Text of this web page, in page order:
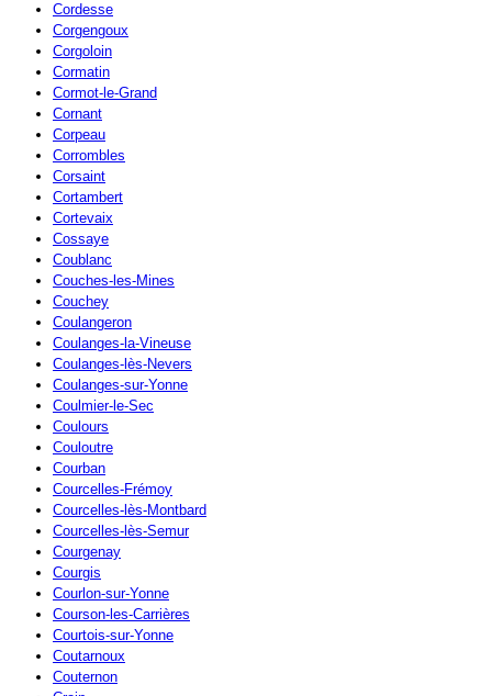
Cordesse
Corgengoux
Corgoloin
Cormatin
Cormot-le-Grand
Cornant
Corpeau
Corrombles
Corsaint
Cortambert
Cortevaix
Cossaye
Coublanc
Couches-les-Mines
Couchey
Coulangeron
Coulanges-la-Vineuse
Coulanges-lès-Nevers
Coulanges-sur-Yonne
Coulmier-le-Sec
Coulours
Couloutre
Courban
Courcelles-Frémoy
Courcelles-lès-Montbard
Courcelles-lès-Semur
Courgenay
Courgis
Courlon-sur-Yonne
Courson-les-Carrières
Courtois-sur-Yonne
Coutarnoux
Couternon